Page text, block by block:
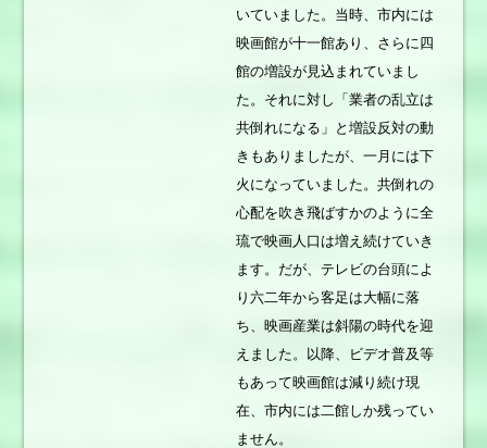
いていました。当時、市内には
映画館が十一館あり、さらに四
館の増設が見込まれていまし
た。それに対し「業者の乱立は
共倒れになる」と増設反対の動
きもありましたが、一月には下
火になっていました。共倒れの
心配を吹き飛ばすかのように全
琉で映画人口は増え続けていき
ます。だが、テレビの台頭によ
り六二年から客足は大幅に落
ち、映画産業は斜陽の時代を迎
えました。以降、ビデオ普及等
もあって映画館は減り続け現
在、市内には二館しか残ってい
ません。